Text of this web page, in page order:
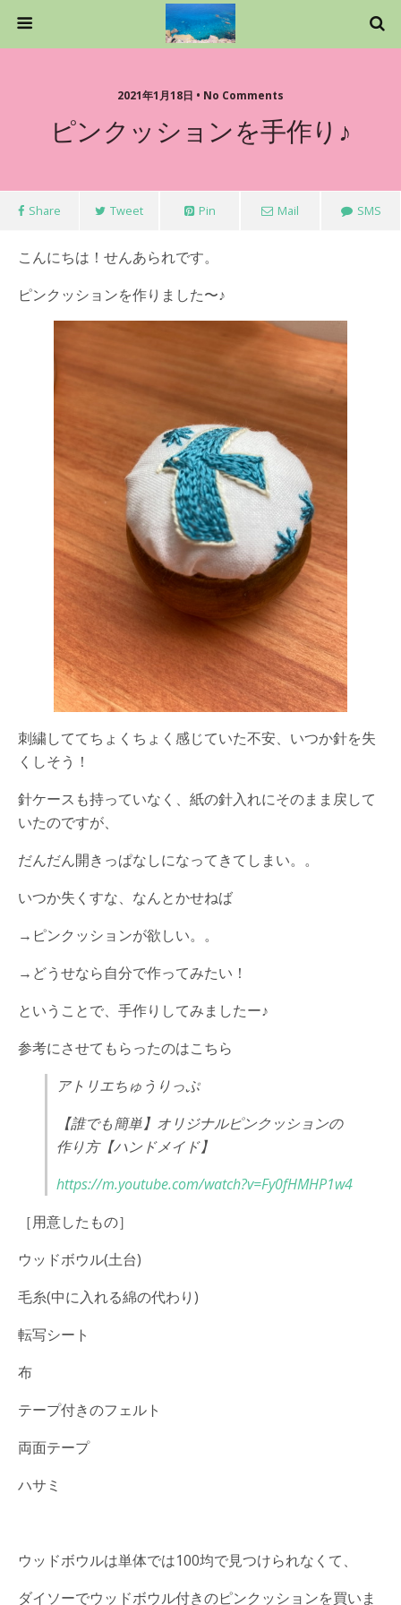
2021年1月18日 • No Comments
ピンクッションを手作り♪
Share Tweet Pin Mail SMS
こんにちは！せんあられです。
ピンクッションを作りました〜♪
刺繍しててちょくちょく感じていた不安、いつか針を失
くしそう！
針ケースも持っていなく、紙の針入れにそのまま戻して
いたのですが、
だんだん開きっぱなしになってきてしまい。。
いつか失くすな、なんとかせねば
→ピンクッションが欲しい。。
→どうせなら自分で作ってみたい！
ということで、手作りしてみましたー♪
参考にさせてもらったのはこちら
アトリエちゅうりっぷ
【誰でも簡単】オリジナルピンクッションの
作り方【ハンドメイド】
https://m.youtube.com/watch?v=Fy0fHMHP1w4
［用意したもの］
ウッドボウル(土台)
毛糸(中に入れる綿の代わり)
転写シート
布
テープ付きのフェルト
両面テープ
ハサミ
ウッドボウルは単体では100均で見つけられなくて、
ダイソーでウッドボウル付きのピンクッションを買いま